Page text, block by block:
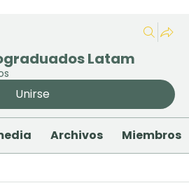
Latam
Unirse
Archivos Miembros